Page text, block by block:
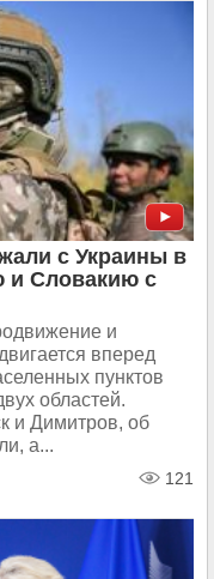
с Украины в
Словакию с
и
вперед
пунктов
областей.
и Димитров, об
а...
121